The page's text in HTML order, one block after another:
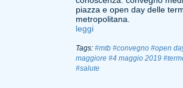
piazza e open day delle
metropolitana.
leggi
Tags: #mtb #convegno #open
maggiore #4 maggio 2019
#salute